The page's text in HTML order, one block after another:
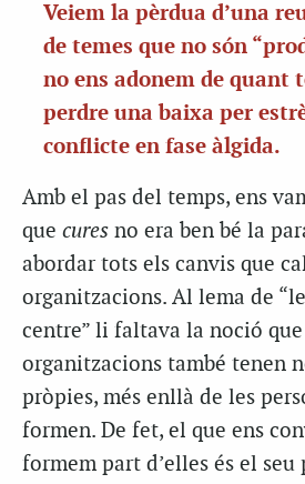
Veiem la pèrdua d’una
de temes que no són
no ens adonem de quant
perdre una baixa per
conflicte en fase àlgida.
Amb el pas del temps, ens
que cures no era ben bé la
abordar tots els canvis que
organitzacions. Al lema de
centre” li faltava la noció
organitzacions també tenen
pròpies, més enllà de les
formen. De fet, el que ens
formem part d’elles és el seu